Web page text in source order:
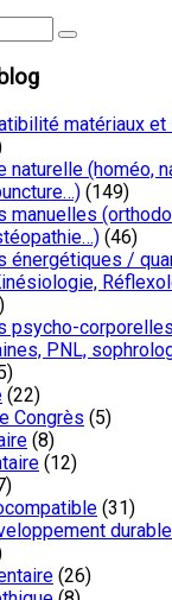
matériaux et
(homéo,
(149)
manuelles
(46)
énergétiques /
psycho-
PNL,
(22)
Congrès (5)
(8)
(12)
(31)
durable
(26)